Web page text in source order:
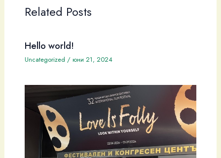
Related Posts
Hello world!
Uncategorized / юни 21, 2024